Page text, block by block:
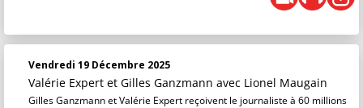
Vendredi 19 Décembre 2025
Valérie Expert et Gilles Ganzmann avec Lionel Maugain
Gilles Ganzmann et Valérie Expert reçoivent le journaliste à 60 millions